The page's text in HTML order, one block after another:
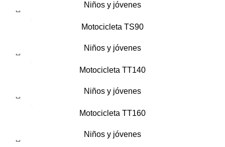
Niños y jóvenes
Motocicleta TS90
Niños y jóvenes
Motocicleta TT140
Niños y jóvenes
Motocicleta TT160
Niños y jóvenes